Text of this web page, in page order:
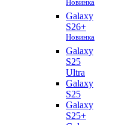
Galaxy
S26+
Новинка
Galaxy
S25
Ultra
Galaxy
S25
Galaxy
S25+